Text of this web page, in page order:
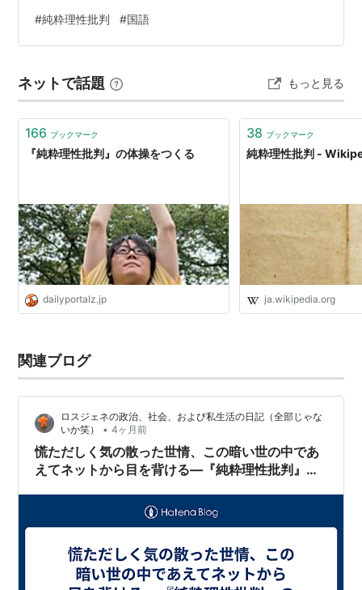
のあるところ、すなわちあらゆる可能な結果に対して完
全性を自己自身に根源的に包蔵し、その概念がまた一切
り立つような存在体におくより以上に適当な箇所がどこ
にあるはずがあろう。この最高の原因を、われわれはこ
のとき端的に必然的なものと考える。なぜならわれわ
#純粋理性批判 #国語
ネットで話題 もっと見る
166 ブックマーク
『純粋理性批判』の体操をつくる
dailyportalz.jp
38 ブックマーク
純粋理性批判 -
ja.wikipedia.org
関連ブログ
ロスジェネの政治、社会、および私生活の日記（全部じゃな
いか笑）
• 4ヶ月前
慌ただしく気の散った世情、この暗い世の中であ
えてネットから目を背ける―『純粋理性批判』の